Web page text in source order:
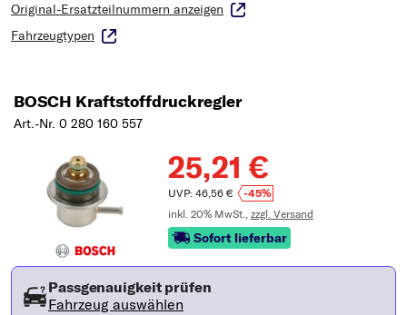
Original-Ersatzteilnummern anzeigen
Fahrzeugtypen
BOSCH Kraftstoffdruckregler
Art.-Nr. 0 280 160 557
25,21 €
UVP: 46,56 €
-45%
inkl. 20% MwSt., zzgl. Versand
Sofort lieferbar
Passgenauigkeit prüfen
Fahrzeug auswählen